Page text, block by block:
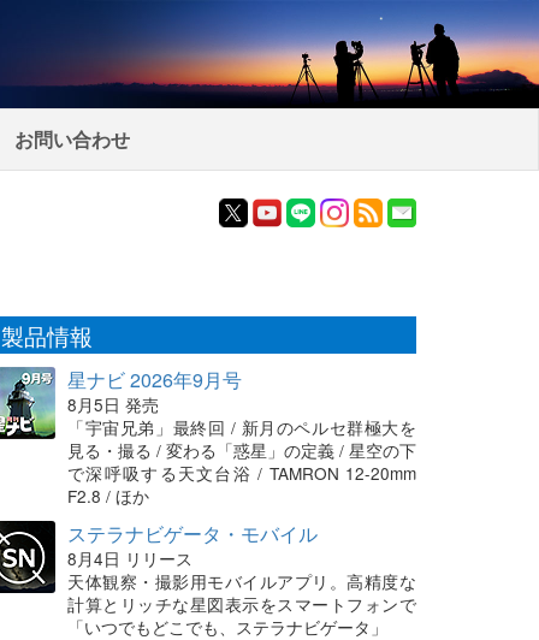
お問い合わせ
製品情報
星ナビ 2026年9月号
8月5日 発売
「宇宙兄弟」最終回 / 新月のペルセ群極大を
見る・撮る / 変わる「惑星」の定義 / 星空の下
で深呼吸する天文台浴 / TAMRON 12-20mm
F2.8 / ほか
ステラナビゲータ・モバイル
8月4日 リリース
天体観察・撮影用モバイルアプリ。高精度な
計算とリッチな星図表示をスマートフォンで
「いつでもどこでも、ステラナビゲータ」